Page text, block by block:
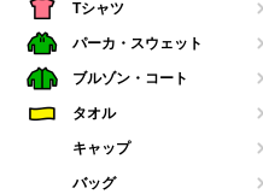
Tシャツ
パーカ・スウェット
ブルゾン・コート
タオル
キャップ
バッグ